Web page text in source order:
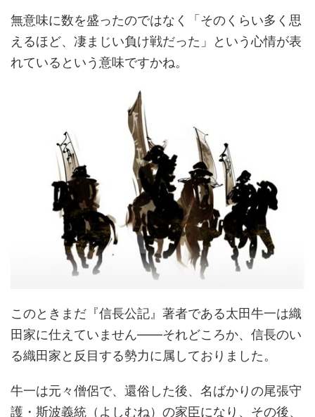
無意味に数を盛ったのではなく「そのくらい多く思
えるほど、凄まじい負け戦だった」という心情が表
れているという意味ですかね。
このときまだ『信長公記』著者である太田牛一は織
田家に仕えていません――それどころか、信長のい
る織田家と反目する勢力に属しておりました。
牛一は元々僧侶で、還俗した後、名ばかりの尾張守
護・斯波義統（よしむね）の家臣になり、その後、